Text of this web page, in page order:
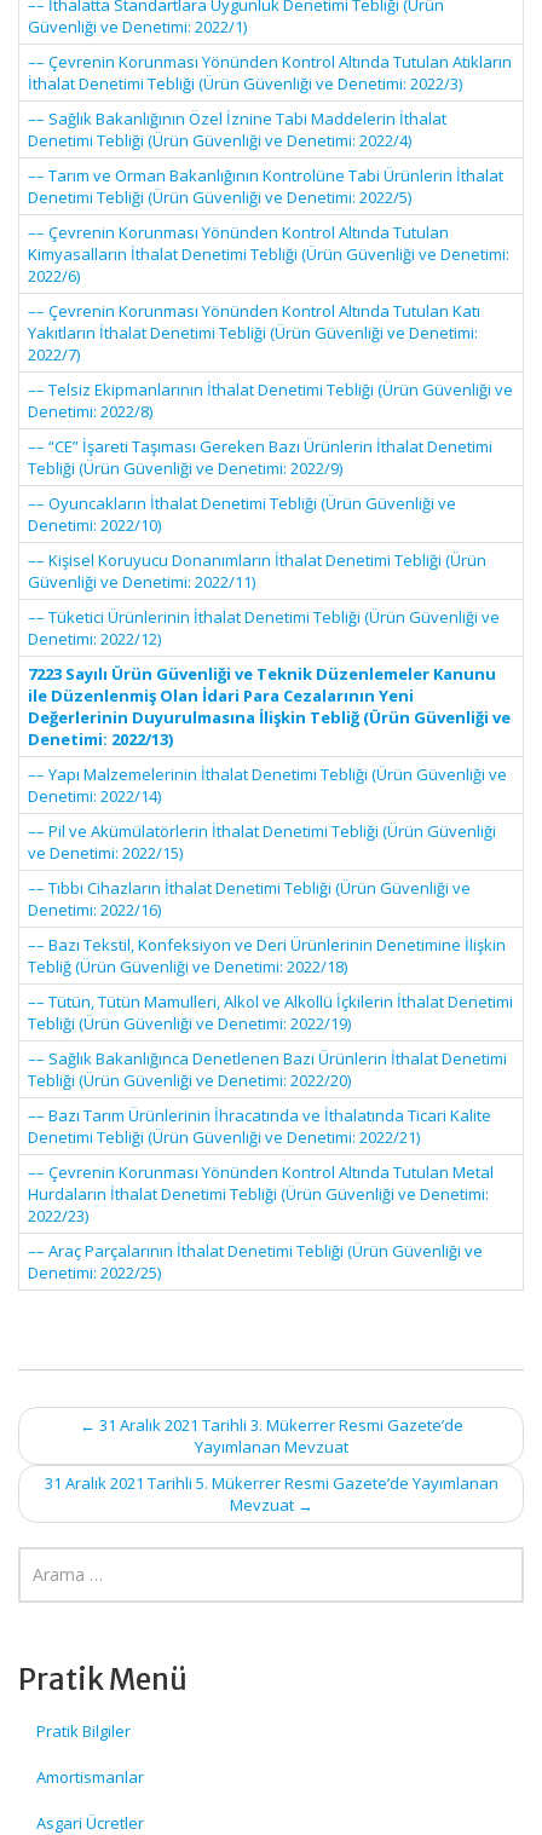
–– İthalatta Standartlara Uygunluk Denetimi Tebliği (Ürün
Güvenliği ve Denetimi: 2022/1)
–– Çevrenin Korunması Yönünden Kontrol Altında Tutulan Atıkların
İthalat Denetimi Tebliği (Ürün Güvenliği ve Denetimi: 2022/3)
–– Sağlık Bakanlığının Özel İznine Tabi Maddelerin İthalat
Denetimi Tebliği (Ürün Güvenliği ve Denetimi: 2022/4)
–– Tarım ve Orman Bakanlığının Kontrolüne Tabi Ürünlerin İthalat
Denetimi Tebliği (Ürün Güvenliği ve Denetimi: 2022/5)
–– Çevrenin Korunması Yönünden Kontrol Altında Tutulan
Kimyasalların İthalat Denetimi Tebliği (Ürün Güvenliği ve Denetimi:
2022/6)
–– Çevrenin Korunması Yönünden Kontrol Altında Tutulan Katı
Yakıtların İthalat Denetimi Tebliği (Ürün Güvenliği ve Denetimi:
2022/7)
–– Telsiz Ekipmanlarının İthalat Denetimi Tebliği (Ürün Güvenliği ve
Denetimi: 2022/8)
–– “CE” İşareti Taşıması Gereken Bazı Ürünlerin İthalat Denetimi
Tebliği (Ürün Güvenliği ve Denetimi: 2022/9)
–– Oyuncakların İthalat Denetimi Tebliği (Ürün Güvenliği ve
Denetimi: 2022/10)
–– Kişisel Koruyucu Donanımların İthalat Denetimi Tebliği (Ürün
Güvenliği ve Denetimi: 2022/11)
–– Tüketici Ürünlerinin İthalat Denetimi Tebliği (Ürün Güvenliği ve
Denetimi: 2022/12)
7223 Sayılı Ürün Güvenliği ve Teknik Düzenlemeler Kanunu
ile Düzenlenmiş Olan İdari Para Cezalarının Yeni
Değerlerinin Duyurulmasına İlişkin Tebliğ (Ürün Güvenliği ve
Denetimi: 2022/13)
–– Yapı Malzemelerinin İthalat Denetimi Tebliği (Ürün Güvenliği ve
Denetimi: 2022/14)
–– Pil ve Akümülatörlerin İthalat Denetimi Tebliği (Ürün Güvenliği
ve Denetimi: 2022/15)
–– Tıbbi Cihazların İthalat Denetimi Tebliği (Ürün Güvenliği ve
Denetimi: 2022/16)
–– Bazı Tekstil, Konfeksiyon ve Deri Ürünlerinin Denetimine İlişkin
Tebliğ (Ürün Güvenliği ve Denetimi: 2022/18)
–– Tütün, Tütün Mamulleri, Alkol ve Alkollü İçkilerin İthalat Denetimi
Tebliği (Ürün Güvenliği ve Denetimi: 2022/19)
–– Sağlık Bakanlığınca Denetlenen Bazı Ürünlerin İthalat Denetimi
Tebliği (Ürün Güvenliği ve Denetimi: 2022/20)
–– Bazı Tarım Ürünlerinin İhracatında ve İthalatında Ticari Kalite
Denetimi Tebliği (Ürün Güvenliği ve Denetimi: 2022/21)
–– Çevrenin Korunması Yönünden Kontrol Altında Tutulan Metal
Hurdaların İthalat Denetimi Tebliği (Ürün Güvenliği ve Denetimi:
2022/23)
–– Araç Parçalarının İthalat Denetimi Tebliği (Ürün Güvenliği ve
Denetimi: 2022/25)
Post
navigation
← 31 Aralık 2021 Tarihli 3. Mükerrer Resmi Gazete’de
Yayımlanan Mevzuat
31 Aralık 2021 Tarihli 5. Mükerrer Resmi Gazete’de Yayımlanan
Mevzuat →
Pratik Menü
Pratik Bilgiler
Amortismanlar
Asgari Ücretler